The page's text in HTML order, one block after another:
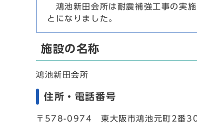
鴻池新田会所は耐震補強工事の実
とになりました。
施設の名称
鴻池新田会所
住所・電話番号
〒578-0974 東大阪市鴻池元町2番